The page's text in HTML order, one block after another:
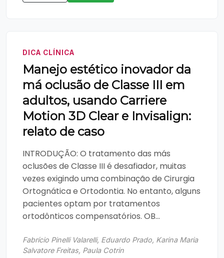
DICA CLÍNICA
Manejo estético inovador da
má oclusão de Classe III em
adultos, usando Carriere
Motion 3D Clear e Invisalign:
relato de caso
INTRODUÇÃO: O tratamento das más
oclusões de Classe III é desafiador, muitas
vezes exigindo uma combinação de Cirurgia
Ortognática e Ortodontia. No entanto, alguns
pacientes optam por tratamentos
ortodônticos compensatórios. OB...
Fabrício Pinelli Valarelli, Eduardo Prado, Karina Maria
Salvatore Freitas, Paula Cotrin